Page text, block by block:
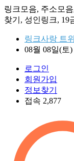
링크모음, 주소모
찾기, 성인링크, 19
링크사랑 트
08월 08일(토)
로그인
회원가입
정보찾기
접속 2,877